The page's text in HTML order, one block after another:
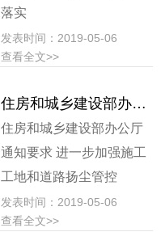
落实
发表时间：2019-05-06
查看全文>>
住房和城乡建设部办公厅通知要求 进一步加强施工工地和道路扬尘管控
住房和城乡建设部办公厅
通知要求 进一步加强施工
工地和道路扬尘管控
发表时间：2019-05-06
查看全文>>